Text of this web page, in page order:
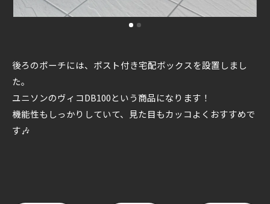
後ろのポーチには、ポスト付き宅配ボックスを設置しまし
た。
ユニソンのヴィコDB100という商品になります！
機能性もしっかりしていて、見た目もカッコよくおすすめで
す🎶